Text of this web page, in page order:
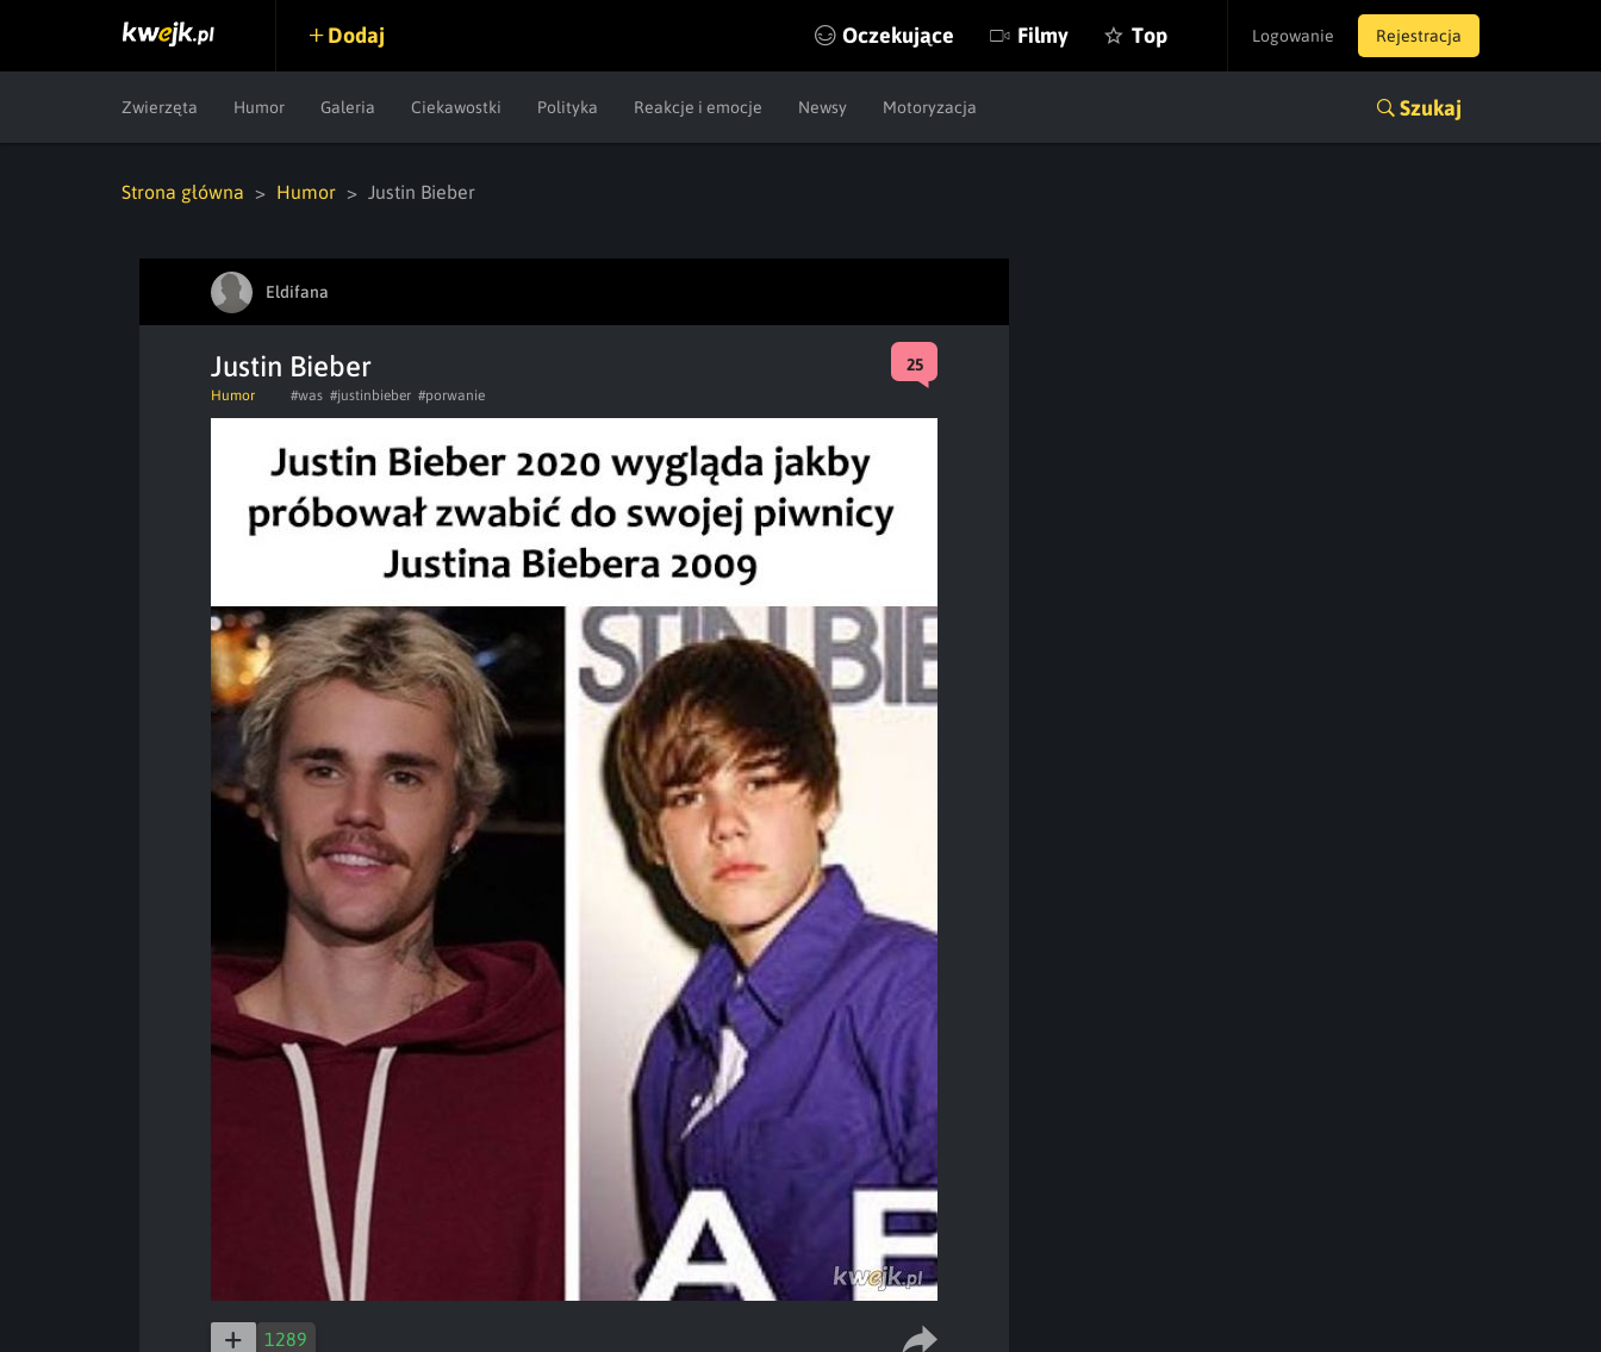
Logowanie Rejestracja
Dodaj Oczekujące Filmy Top
Zwierzęta Humor Galeria Ciekawostki Polityka Reakcje i emocje Newsy Motoryzacja Szukaj
Strona główna Humor Justin Bieber
Eldifana
Justin Bieber 25
Humor #was #justinbieber #porwanie
1289